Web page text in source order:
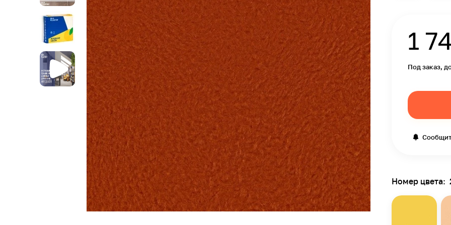
1
Под заказ,
Номер цвета: